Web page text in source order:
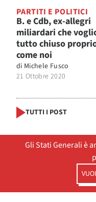
PARTITI E POLITICI
B. e Cdb, ex-allegri
miliardari che
tutto chiuso
come noi
di Michele Fusco
21 Ottobre 2020
TUTTI I POST
Gli Stati Generali è